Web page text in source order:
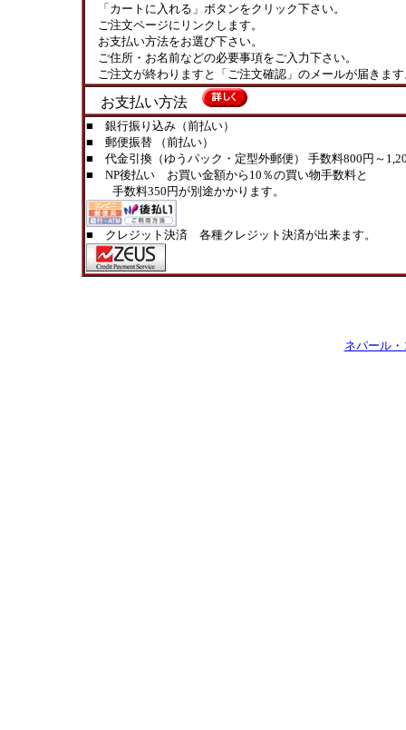
「カートに入れる」ボタンをクリック下さい。
ご注文ページにリンクします。
お支払い方法をお選び下さい。
ご住所・お名前などの必要事項をご入力下さい。
ご注文が終わりますと「ご注文確認」のメールが届きま
お支払い方法
■ 銀行振り込み（前払い）
■ 郵便振替 （前払い）
■ 代金引換（ゆうパック・定型外郵便） 手数料800円～
■ NP後払い お買い金額から10％の買い物手数料と
手数料350円が別途かかります。
■ クレジット決済 各種クレジット決済が出来ます。
ネパール